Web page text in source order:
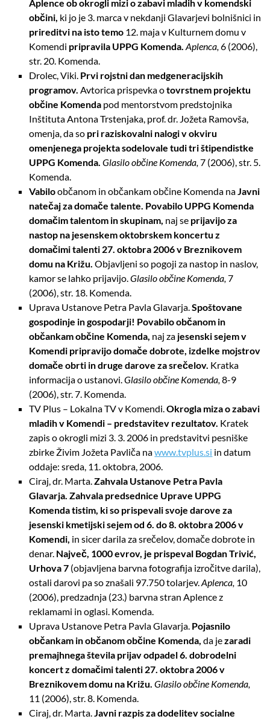
Aplence ob okrogli mizi o zabavi mladih v komendski
občini, ki jo je 3. marca v nekdanji Glavarjevi bolnišnici in
prireditvi na isto temo 12. maja v Kulturnem domu v
Komendi pripravila UPPG Komenda. Aplenca,6 (2006),
str. 20. Komenda.
Drolec, Viki. Prvi rojstni dan medgeneracijskih
programov.Avtorica prispevka otovrstnem projektu
občine Komenda pod mentorstvom predstojnika
Inštituta Antona Trstenjaka, prof. dr. Jožeta Ramovša,
omenja, da so pri raziskovalni nalogi vokviru
omenjenega projekta sodelovale tudi tri štipendistke
UPPG Komenda.Glasilo občine Komenda,7 (2006), str. 5.
Komenda.
Vabiloobčanom in občankam občine Komenda naJavni
natečaj za domače talente. Povabilo UPPG Komenda
domačim talentom in skupinam, naj se prijavijo za
nastop na jesenskem oktobrskem koncertu z
domačimi talenti 27. oktobra 2006 v Breznikovem
domu na Križu.Objavljeni so pogoji za nastop in naslov,
kamor se lahko prijavijo.Glasilo občine Komenda,7
(2006), str. 18. Komenda.
Uprava Ustanove Petra Pavla Glavarja.Spoštovane
gospodinje in gospodarji! Povabilo občanom in
občankam občine Komenda, naj za jesenski sejem v
Komendi pripravijo domače dobrote, izdelke mojstrov
domače obrti in druge darove za srečelov. Kratka
informacija o ustanovi.Glasilo občine Komenda,8-9
(2006), str. 7. Komenda.
TV Plus – Lokalna TV v Komendi.Okrogla miza o zabavi
mladih v Komendi – predstavitev rezultatov. Kratek
zapis o okrogli mizi 3. 3. 2006 in predstavitvi pesniške
zbirke Živim Jožeta Pavliča nawww.tvplus.si in datum
oddaje: sreda, 11. oktobra, 2006.
Ciraj, dr. Marta.Zahvala Ustanove Petra Pavla
Glavarja. Zahvala predsednice Uprave UPPG
Komendatistim, ki so prispevali svoje darove za
jesenski kmetijski sejem od 6. do 8. oktobra 2006 v
Komendi, in sicer darila za srečelov, domače dobrote in
denar. Največ, 1000 evrov, je prispeval Bogdan Trivić,
Urhova 7 (objavljena barvna fotografija izročitve darila),
ostali darovi pa so znašali 97.750 tolarjev.Aplenca, 10
(2006), predzadnja (23.) barvna stran Aplence z
reklamami in oglasi. Komenda.
Uprava Ustanove Petra Pavla Glavarja. Pojasnilo
občankam in občanom občine Komenda, da jezaradi
premajhnega števila prijav odpadel 6. dobrodelni
koncert z domačimi talenti 27. oktobra 2006 v
Breznikovem domu na Križu.Glasilo občine Komenda,
11 (2006), str. 8. Komenda.
Ciraj, dr. Marta.Javni razpis za dodelitev socialne